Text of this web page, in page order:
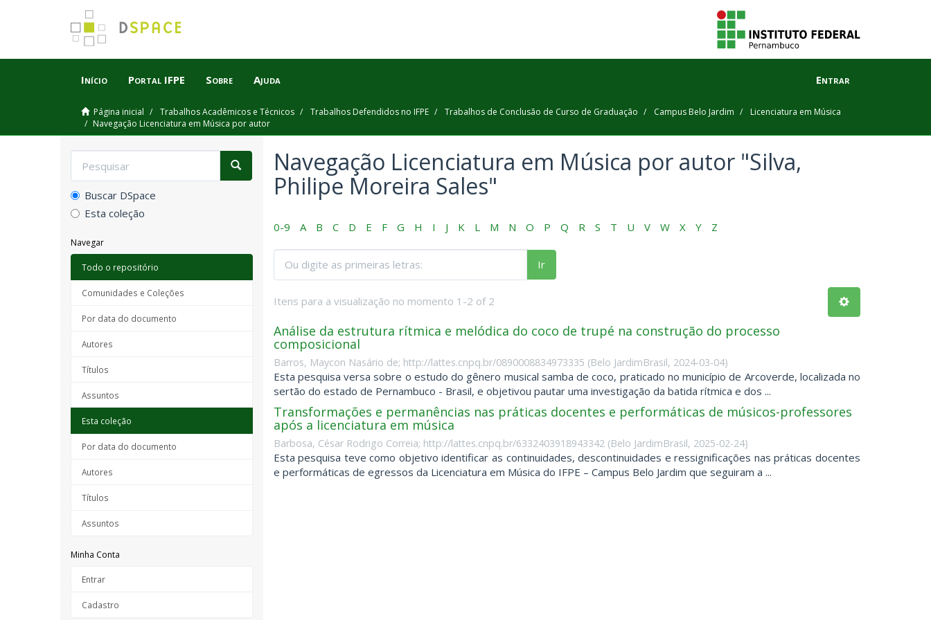
Início Portal IFPE Sobre Ajuda Entrar
Página inicial Trabalhos Acadêmicos e Técnicos Trabalhos Defendidos no IFPE Trabalhos de Conclusão de Curso de Graduação Campus Belo Jardim
Licenciatura em Música
Navegação Licenciatura em Música por autor
Buscar DSpace
Esta coleção
Navegar
Todo o repositório
Comunidades e Coleções
Por data do documento
Autores
Títulos
Assuntos
Esta coleção
Por data do documento
Autores
Títulos
Assuntos
Minha Conta
Entrar
Cadastro
Navegação Licenciatura em Música por autor "Silva,
Philipe Moreira Sales"
0-9 A B C D E F G H I J K L M N O P Q R S T U V W X Y Z
Ir
Itens para a visualização no momento 1-2 of 2
Análise da estrutura rítmica e melódica do coco de trupé na construção do processo
composicional
Barros, Maycon Nasário de; http://lattes.cnpq.br/0890008834973335 (Belo JardimBrasil, 2024-03-04)
Esta pesquisa versa sobre o estudo do gênero musical samba de coco, praticado no município de Arcoverde, localizada no
sertão do estado de Pernambuco - Brasil, e objetivou pautar uma investigação da batida rítmica e dos ...
Transformações e permanências nas práticas docentes e performáticas de músicos-professores
após a licenciatura em música
Barbosa, César Rodrigo Correia; http://lattes.cnpq.br/6332403918943342 (Belo JardimBrasil, 2025-02-24)
Esta pesquisa teve como objetivo identificar as continuidades, descontinuidades e ressignificações nas práticas docentes
e performáticas de egressos da Licenciatura em Música do IFPE – Campus Belo Jardim que seguiram a ...